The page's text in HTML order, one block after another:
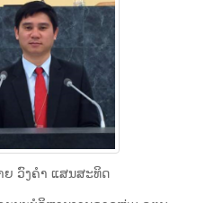
ຍ ວົງຄຳ ແສນສະທິດ